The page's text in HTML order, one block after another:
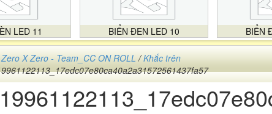
LED 11 BIỂN ĐEN LED 10 BIỂN
X Zero - Team_CC ON ROLL/Khắc trên